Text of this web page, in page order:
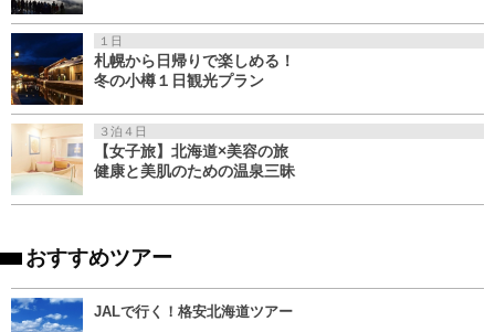
１日
札幌から日帰りで楽しめる！
冬の小樽１日観光プラン
３泊４日
【女子旅】北海道×美容の旅
健康と美肌のための温泉三昧
おすすめツアー
JALで行く！格安北海道ツアー